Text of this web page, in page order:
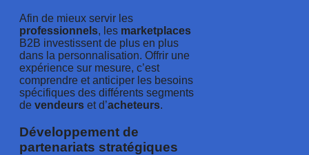
Afin de mieux servir les
professionnels, les marketplaces
B2B investissent de plus en plus
dans la personnalisation. Offrir une
expérience sur mesure, c’est
comprendre et anticiper les besoins
spécifiques des différents segments
de vendeurs et d’acheteurs.
Développement de
partenariats stratégiques